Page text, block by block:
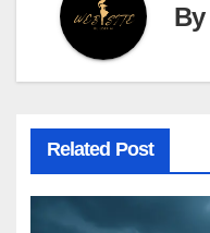
By
Related Post